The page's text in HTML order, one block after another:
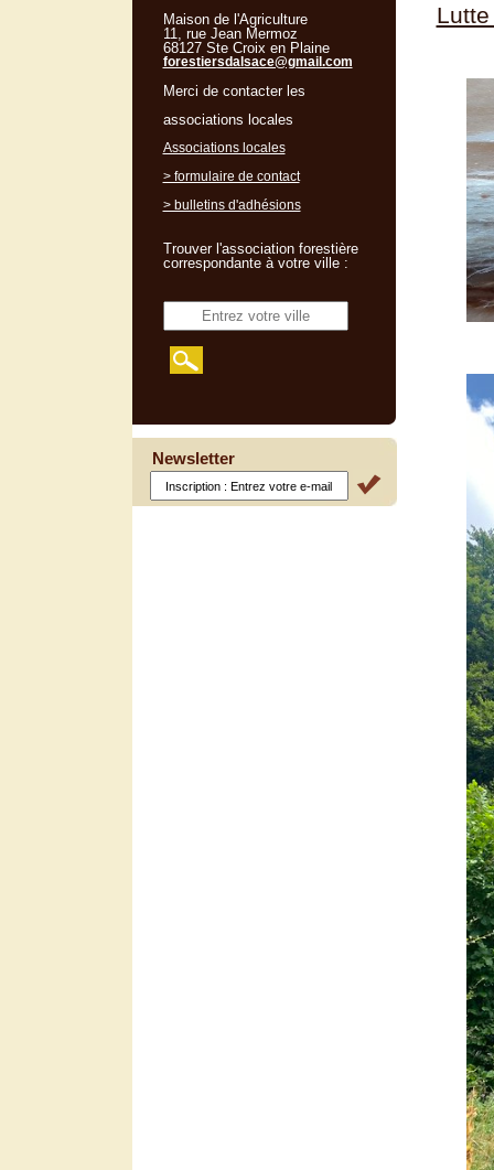
Maison de l'Agriculture
11, rue Jean Mermoz
68127 Ste Croix en Plaine
forestiersdalsace@gmail.com
Merci de contacter les
associations locales
Associations locales
> formulaire de contact
> bulletins d'adhésions
Trouver l'association forestière
correspondante à votre ville :
Newsletter